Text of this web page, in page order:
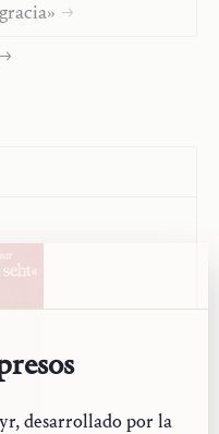
desarrollado por la